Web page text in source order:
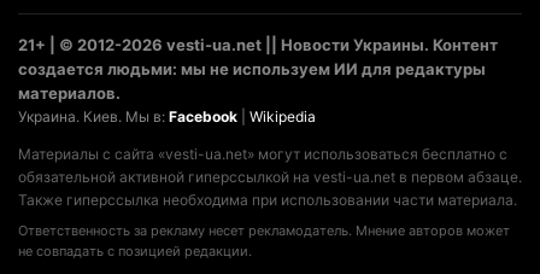
21+ | © 2012-2026 vesti-ua.net || Новости Украины. Контент
создается людьми: мы не используем ИИ для редактуры
материалов.
Украина. Киев. Мы в: Facebook Wikipedia
Материалы с сайта «vesti-ua.net» могут использоваться бесплатно с
обязательной активной гиперссылкой на vesti-ua.net в первом абзаце.
Также гиперссылка необходима при использовании части материала.
Ответственность за рекламу несет рекламодатель. Мнение авторов может
не совпадать с позицией редакции.